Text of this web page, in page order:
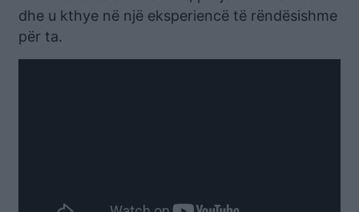
dhe u kthye në një eksperiencë të rëndësishme
për ta.